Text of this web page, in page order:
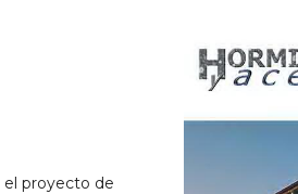
el proyecto de